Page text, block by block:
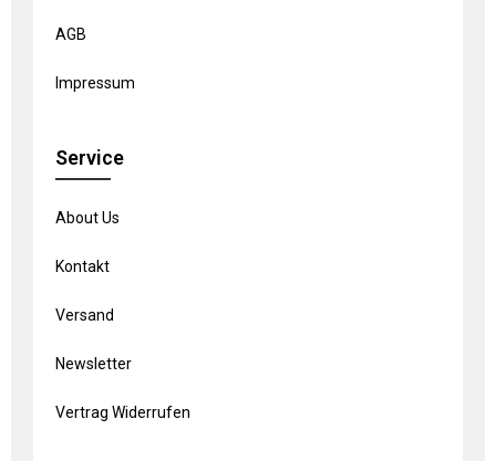
AGB
Impressum
Service
About Us
Kontakt
Versand
Newsletter
Vertrag Widerrufen